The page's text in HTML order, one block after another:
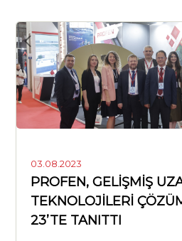
03.08.2023
PROFEN, GELİŞMİŞ
TEKNOLOJİLERİ
23’TE TANITTI